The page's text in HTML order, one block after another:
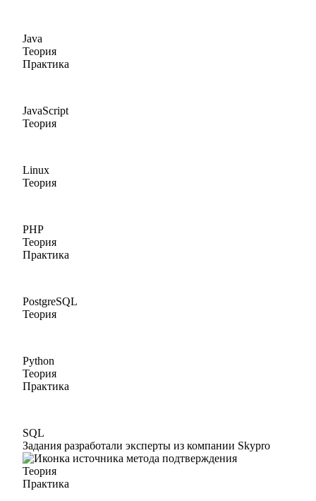
Java
Теория
Практика
JavaScript
Теория
Linux
Теория
PHP
Теория
Практика
PostgreSQL
Теория
Python
Теория
Практика
SQL
Задания разработали эксперты из компании Skypro
Теория
Практика